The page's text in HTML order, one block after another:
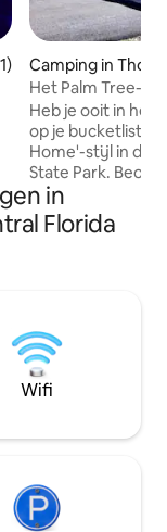
beoordeling van
Camping in
Het Palm Tree-
Heb je ooit in het
op je bucketlist
Home'-stijl in de
State Park.
PureWow als een
Airbnb-hutten. Dit moderne, luxe tiny
house is
volledig
keuken, een
glasvezel-wifi-
superstille Mini
in
Florida
Wifi